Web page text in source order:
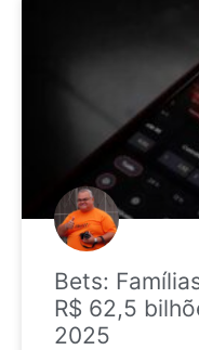
Bets:
R$ 62,5
2025